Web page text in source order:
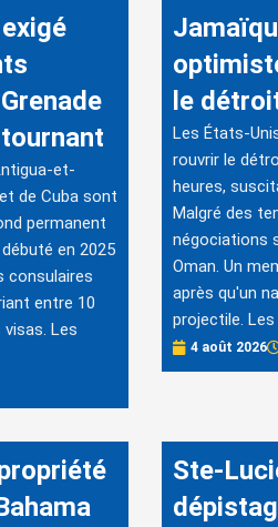
et-
de Cuba sont
permanent
en 2025
consulaires
entre 10
Les
le
Les États-
rouvrir le
heures,
Malgré des
négociations
Oman. Un
après qu'un
projectile.
4 août 2026
Ste-